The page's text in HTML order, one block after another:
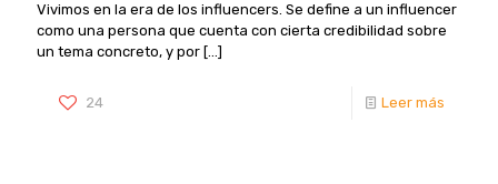
Vivimos en la era de los influencers. Se define a un influencer
como una persona que cuenta con cierta credibilidad sobre
un tema concreto, y por […]
24 Leer más